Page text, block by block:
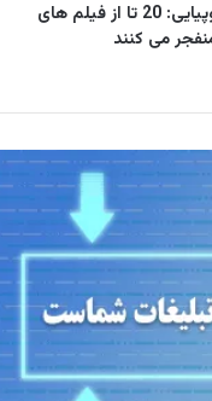
بهترین فیلم های دیستوپیایی: 20 تا از فیلم های
می کنند